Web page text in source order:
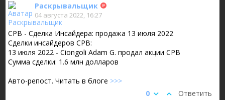
Раскрывальщик
04 августа 2022, 16:27
CPB - Сделка Инсайдера: продажа 13 июля 2022
Сделки инсайдеров CPB:
13 июля 2022 - Ciongoli Adam G. продал акции CPB
Сумма сделки: 1.6 млн долларов
Авто-репост. Читать в блоге >>>
Ответить
0